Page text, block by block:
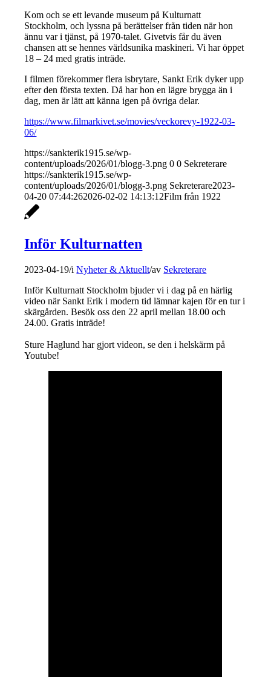
Kom och se ett levande museum på Kulturnatt
Stockholm, och lyssna på berättelser från tiden när hon
ännu var i tjänst, på 1970-talet. Givetvis får du även
chansen att se hennes världsunika maskineri. Vi har öppet
18 – 24 med gratis inträde.
I filmen förekommer flera isbrytare, Sankt Erik dyker upp
efter den första texten. Då har hon en lägre brygga än i
dag, men är lätt att känna igen på övriga delar.
https://www.filmarkivet.se/movies/veckorevy-1922-03-
06/
https://sankterik1915.se/wp-
content/uploads/2026/01/blogg-3.png 0 0 Sekreterare
https://sankterik1915.se/wp-
content/uploads/2026/01/blogg-3.png Sekreterare2023-
04-20 07:44:262026-02-02 14:13:12Film från 1922
Inför Kulturnatten
2023-04-19/iNyheter & Aktuellt/av Sekreterare
Inför Kulturnatt Stockholm bjuder vi i dag på en härlig
video när Sankt Erik i modern tid lämnar kajen för en tur i
skärgården. Besök oss den 22 april mellan 18.00 och
24.00. Gratis inträde!
Sture Haglund har gjort videon, se den i helskärm på
Youtube!